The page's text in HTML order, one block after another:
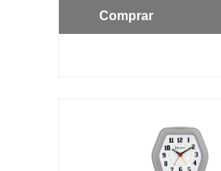
Comprar